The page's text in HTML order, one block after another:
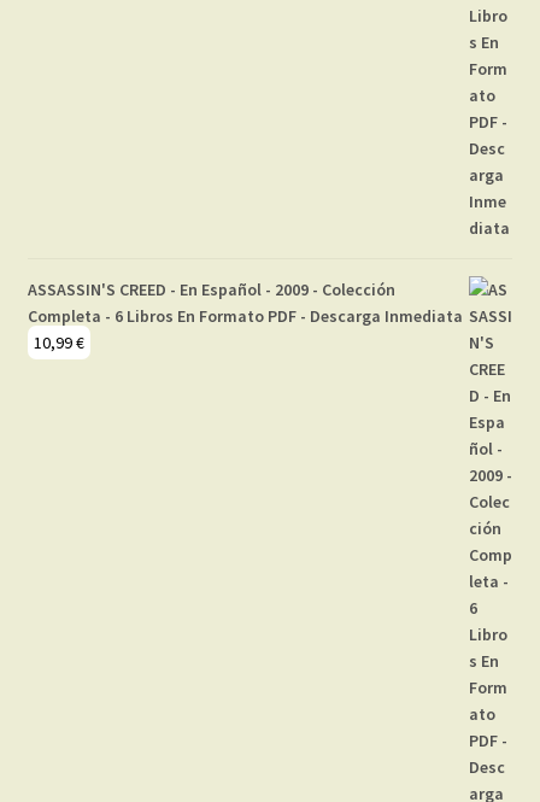
ASSASSIN'S CREED - En Español - 2009 - Colección
Completa - 6 Libros En Formato PDF - Descarga Inmediata
10,99€